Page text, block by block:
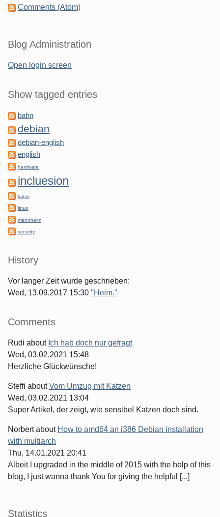
Comments (Atom)
Blog Administration
Open login screen
Show tagged entries
bahn
debian
debian-english
english
hardware
incluesion
katze
linux
mannheim
security
History
Vor langer Zeit wurde geschrieben:
Wed, 13.09.2017 15:30 "Heim."
Comments
Rudi about Ich hab doch nur gefragt
Wed, 03.02.2021 15:48
Herzliche Glückwünsche!
Steffi aboutVom Umzug mit Katzen
Wed, 03.02.2021 13:04
Super Artikel, der zeigt, wie sensibel Katzen doch sind.
Norbertabout How to amd64 an i386 Debian installation
with multiarch
Thu, 14.01.2021 20:41
Albeit I upgraded in the middle of 2015 with the help of this
blog, I just wanna thank You for giving the helpful [...]
Statistics